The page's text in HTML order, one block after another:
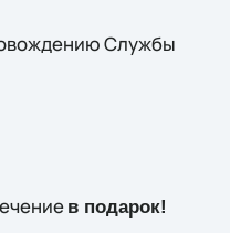
Службы
в подарок!